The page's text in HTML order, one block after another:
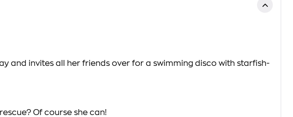
and invites all her friends over for a swimming disco with starfish-
Of course she can!